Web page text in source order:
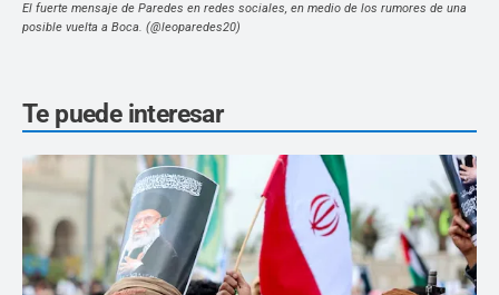
El fuerte mensaje de Paredes en redes sociales, en medio de los rumores de una
posible vuelta a Boca. (@leoparedes20)
Te puede interesar